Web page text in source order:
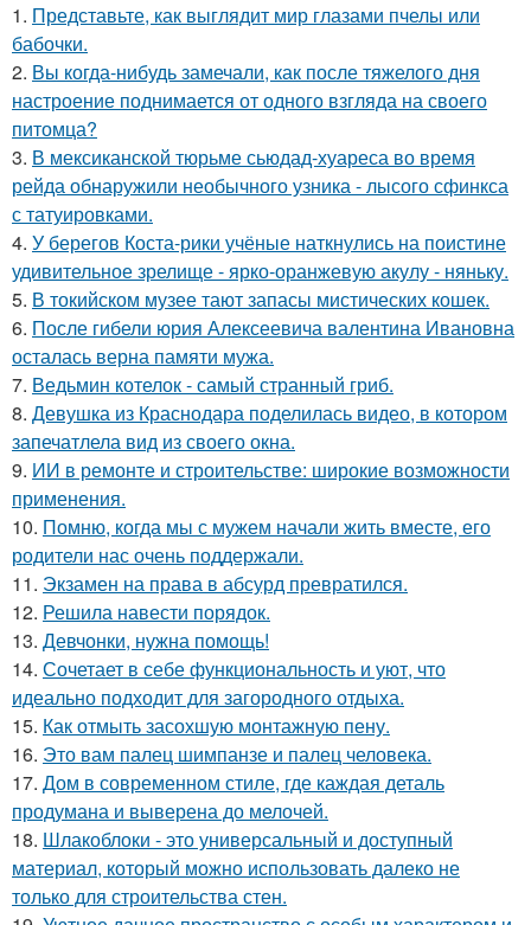
1. Представьте, как выглядит мир глазами пчелы или
бабочки.
2. Вы когда-нибудь замечали, как после тяжелого дня
настроение поднимается от одного взгляда на своего
питомца?
3. В мексиканской тюрьме сьюдад-хуареса во время
рейда обнаружили необычного узника - лысого сфинкса
с татуировками.
4. У берегов Коста-рики учёные наткнулись на поистине
удивительное зрелище - ярко-оранжевую акулу - няньку.
5. В токийском музее тают запасы мистических кошек.
6. После гибели юрия Алексеевича валентина Ивановна
осталась верна памяти мужа.
7. Ведьмин котелок - самый странный гриб.
8. Девушка из Краснодара поделилась видео, в котором
запечатлела вид из своего окна.
9. ИИ в ремонте и строительстве: широкие возможности
применения.
10. Помню, когда мы с мужем начали жить вместе, его
родители нас очень поддержали.
11. Экзамен на права в абсурд превратился.
12. Решила навести порядок.
13. Девчонки, нужна помощь!
14. Сочетает в себе функциональность и уют, что
идеально подходит для загородного отдыха.
15. Как отмыть засохшую монтажную пену.
16. Это вам палец шимпанзе и палец человека.
17. Дом в современном стиле, где каждая деталь
продумана и выверена до мелочей.
18. Шлакоблоки - это универсальный и доступный
материал, который можно использовать далеко не
только для строительства стен.